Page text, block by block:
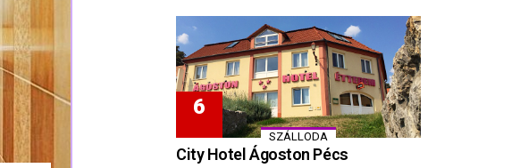
SZÁLLODA
City Hotel Ágoston Pécs